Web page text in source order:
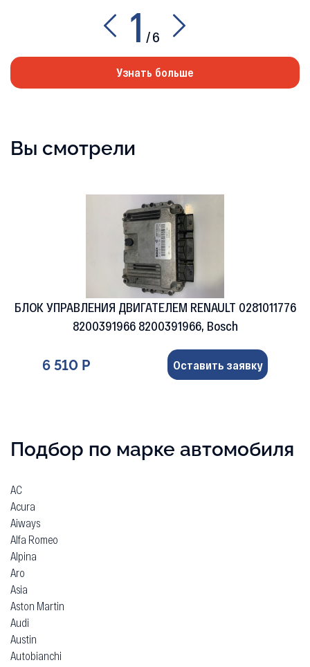
1 /6
Узнать больше
Вы смотрели
БЛОК УПРАВЛЕНИЯ ДВИГАТЕЛЕМ RENAULT 0281011776
8200391966 8200391966, Bosch
6 510 Р Оставить заявку
Подбор по марке автомобиля
AC
Acura
Aiways
Alfa Romeo
Alpina
Aro
Asia
Aston Martin
Audi
Austin
Autobianchi